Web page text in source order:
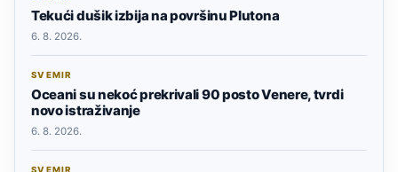
Tekući dušik izbija na površinu Plutona
6. 8. 2026.
SVEMIR
Oceani su nekoć prekrivali 90 posto Venere, tvrdi
novo istraživanje
6. 8. 2026.
SVEMIR